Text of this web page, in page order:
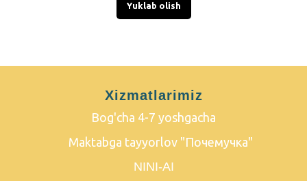
Yuklab olish
Xizmatlarimiz
Bog'cha 4-7 yoshgacha
Maktabga tayyorlov "Почемучка"
NINI-AI